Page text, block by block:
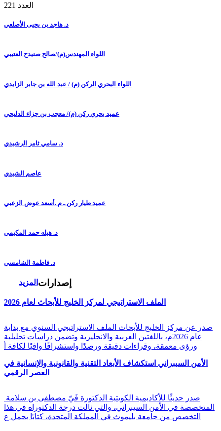
العدد 221
د. هاجد بن يحيى الأصلعي
اللواء المهندس(م)/صالح صنيدح العتيبي
اللواء البحري الركن (م) / عبد الله بن جابر الزايدي
عميد بحري ركن (م)/ معجب بن جزاء الدلبحي
د. سامي ثامر الرشيدي
عاصم الشيدي
عميد طيار ركن ـ م .أسعد عوض الزعبي
د. هيله حمد المكيمي
د. فاطمة الشامسي
المزيد إصدارات
الملف الاستراتيجي لمركز الخليج للأبحاث لعام 2026
صدر عن مركز الخليج للأبحاث الملف الاستراتيجي السنوي مع بداية
عام 2026م، باللغتين العربية والانجليزية وتضمن دراسات تحليلية
ورؤى معمقة، وقراءات دقيقة ورصدًا واستشرافًا وافيًا لكافة أ
الأمن السيبراني استكشاف الأبعاد التقنية والقانونية والإنسانية في
العصر الرقمي
المتخصصة في الأمن السيبراني، والتي نالت درجة الدكتوراه في هذا
التخصص من جامعة بليموث في المملكة المتحدة، كتابًا يحمل ع